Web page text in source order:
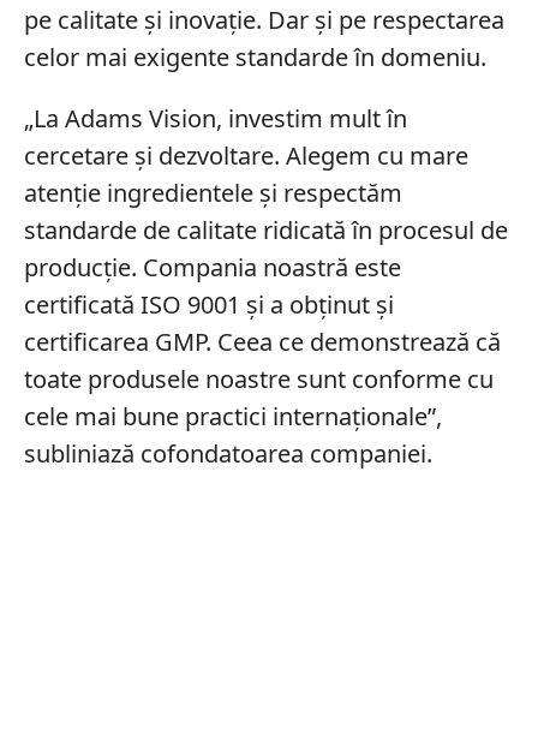
pe calitate și inovație. Dar și pe respectarea
celor mai exigente standarde în domeniu.
„La Adams Vision, investim mult în
cercetare și dezvoltare. Alegem cu mare
atenție ingredientele și respectăm
standarde de calitate ridicată în procesul de
producție. Compania noastră este
certificată ISO 9001 și a obținut și
certificarea GMP. Ceea ce demonstrează că
toate produsele noastre sunt conforme cu
cele mai bune practici internaționale”,
subliniază cofondatoarea companiei.